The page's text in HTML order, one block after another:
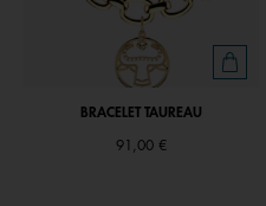
BRACELET TAUREAU
91,00 €